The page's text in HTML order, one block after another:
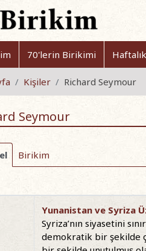
70'lerin Birikimi Haftalık
Kişiler Richard Seymour
Seymour
Birikim
Yunanistan ve Syriza
Syriza’nın siyasetini
demokratik bir şekilde